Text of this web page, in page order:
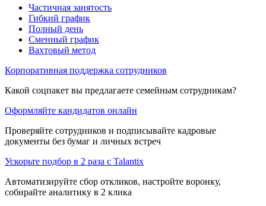
Частичная занятость
Гибкий график
Полный день
Сменный график
Вахтовый метод
Корпоративная поддержка сотрудников
Какой соцпакет вы предлагаете семейным сотрудникам?
Оформляйте кандидатов онлайн
Проверяйте сотрудников и подписывайте кадровые
документы без бумаг и личных встреч
Ускорьте подбор в 2 раза с Talantix
Автоматизируйте сбор откликов, настройте воронку,
собирайте аналитику в 2 клика